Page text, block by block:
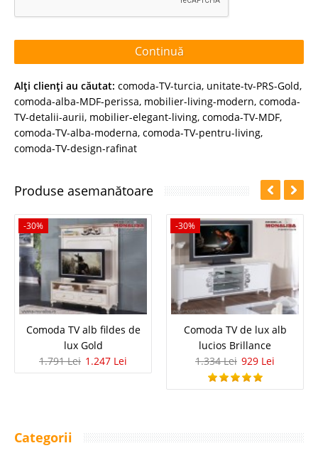
Continuă
Alţi clienţi au căutat: comoda-TV-turcia, unitate-tv-PRS-Gold,
comoda-alba-MDF-perissa, mobilier-living-modern, comoda-
TV-detalii-aurii, mobilier-elegant-living, comoda-TV-MDF,
comoda-TV-alba-moderna, comoda-TV-pentru-living,
comoda-TV-design-rafinat
Produse asemanătoare
-30%
Comoda TV alb fildes de
lux Gold
1.791 Lei 1.247 Lei
-30%
Comoda TV de lux alb
lucios Brillance
1.334 Lei 929 Lei
Categorii